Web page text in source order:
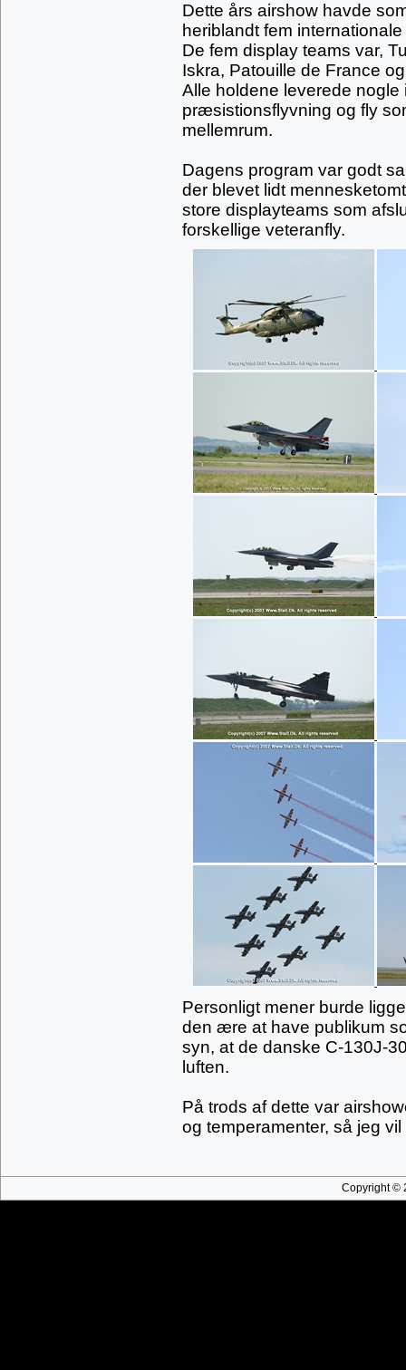
Dette års airshow havde
heriblandt fem
De fem display teams var,
Iskra, Patouille de France
Alle holdene leverede
præsistionsflyvning og fly
mellemrum.
Dagens program var godt
der blevet lidt
store displayteams som
forskellige veteranfly.
Personligt mener burde
den ære at have publikum
syn, at de danske C-130J-
luften.
På trods af dette var
og temperamenter, så jeg
Copyright ©